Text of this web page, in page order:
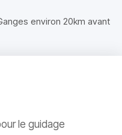
environ 20km avant
le guidage